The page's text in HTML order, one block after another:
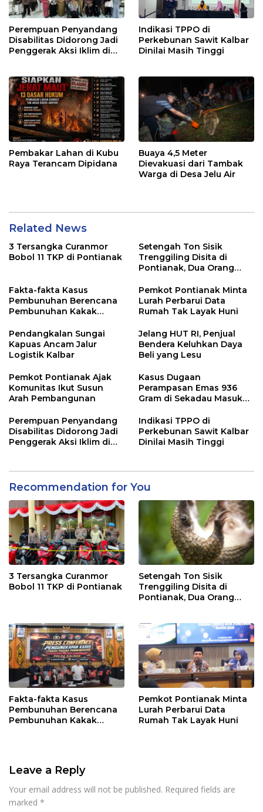
Perempuan Penyandang
Disabilitas Didorong Jadi
Penggerak Aksi Iklim di
Indikasi TPPO di
Perkebunan Sawit Kalbar
Dinilai Masih Tinggi
Pembakar Lahan di Kubu
Raya Terancam Dipidana
Buaya 4,5 Meter
Dievakuasi dari Tambak
Warga di Desa Jelu Air
Related News
3 Tersangka Curanmor
Bobol 11 TKP di Pontianak
Setengah Ton Sisik
Trenggiling Disita di
Pontianak, Dua Orang
Fakta-fakta Kasus
Pembunuhan Berencana
Pembunuhan Kakak
Pemkot Pontianak Minta
Lurah Perbarui Data
Rumah Tak Layak Huni
Pendangkalan Sungai
Kapuas Ancam Jalur
Logistik Kalbar
Jelang HUT RI, Penjual
Bendera Keluhkan Daya
Beli yang Lesu
Pemkot Pontianak Ajak
Komunitas Ikut Susun
Arah Pembangunan
Kasus Dugaan
Perampasan Emas 936
Gram di Sekadau Masuk
Perempuan Penyandang
Disabilitas Didorong Jadi
Penggerak Aksi Iklim di
Indikasi TPPO di
Perkebunan Sawit Kalbar
Dinilai Masih Tinggi
Recommendation for You
3 Tersangka Curanmor
Bobol 11 TKP di Pontianak
Setengah Ton Sisik
Trenggiling Disita di
Pontianak, Dua Orang
Fakta-fakta Kasus
Pembunuhan Berencana
Pembunuhan Kakak
Pemkot Pontianak Minta
Lurah Perbarui Data
Rumah Tak Layak Huni
Leave a Reply
Your email address will not be published. Required fields are
marked *